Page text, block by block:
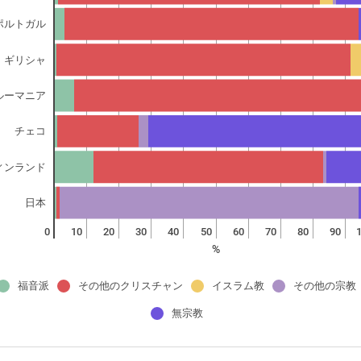
ルトガル
ギリシャ
ーマニア
チェコ
ンランド
日本
0 10 20 30 40 50 60 70 80 90
%
福音派 その他のクリスチャン イスラム教 その他の宗教
無宗教